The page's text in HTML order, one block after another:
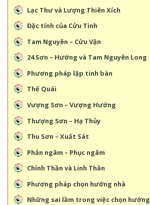
Lạc Thư và Lượng Thiên Xích
Đặc tính của Cửu Tinh
Tam Nguyên – Cửu Vận
24 Sơn – Hướng và Tam Nguyên Long
Phương pháp lập tinh bàn
Thế Quái
Vượng Sơn – Vượng Hướng
Thượng Sơn – Hạ Thủy
Thu Sơn – Xuất Sát
Phản ngâm – Phục ngâm
Chính Thần và Linh Thần
Phương pháp chọn hướng nhà
Những sai lầm trong việc chọn hướng